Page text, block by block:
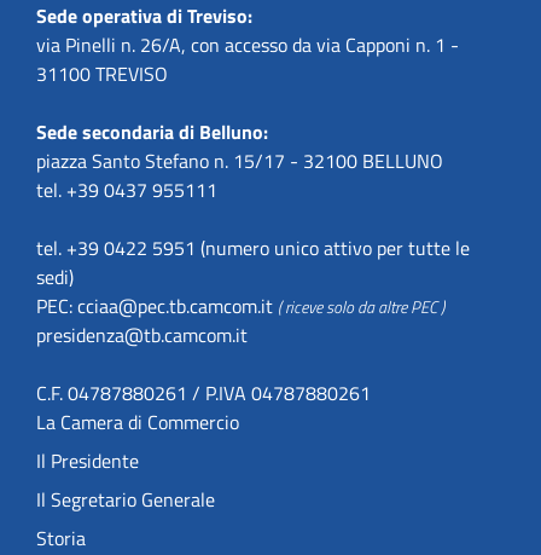
Sede operativa di Treviso:
via Pinelli n. 26/A, con accesso da via Capponi n. 1 -
31100 TREVISO
Sede secondaria di Belluno:
piazza Santo Stefano n. 15/17 - 32100 BELLUNO
tel. +39 0437 955111
tel. +39 0422 5951 (numero unico attivo per tutte le
sedi)
PEC:cciaa@pec.tb.camcom.it ( riceve solo da altre PEC )
presidenza@tb.camcom.it
C.F. 04787880261 / P.IVA 04787880261
La Camera di Commercio
Il Presidente
Il Segretario Generale
Storia